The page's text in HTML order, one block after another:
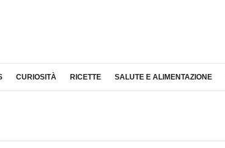
CURIOSITÀ RICETTE SALUTE E ALIMENTAZIONE